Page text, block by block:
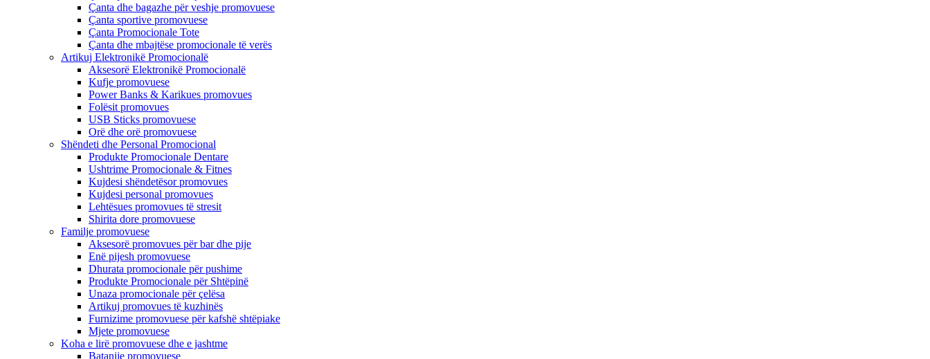
Çanta dhe bagazhe për veshje promovuese
Çanta sportive promovuese
Çanta Promocionale Tote
Çanta dhe mbajtëse promocionale të verës
Artikuj Elektronikë Promocionalë
Aksesorë Elektronikë Promocionalë
Kufje promovuese
Power Banks & Karikues promovues
Folësit promovues
USB Sticks promovuese
Orë dhe orë promovuese
Shëndeti dhe Personal Promocional
Produkte Promocionale Dentare
Ushtrime Promocionale & Fitnes
Kujdesi shëndetësor promovues
Kujdesi personal promovues
Lehtësues promovues të stresit
Shirita dore promovuese
Familje promovuese
Aksesorë promovues për bar dhe pije
Enë pijesh promovuese
Dhurata promocionale për pushime
Produkte Promocionale për Shtëpinë
Unaza promocionale për çelësa
Artikuj promovues të kuzhinës
Furnizime promovuese për kafshë shtëpiake
Mjete promovuese
Koha e lirë promovuese dhe e jashtme
Batanije promovuese